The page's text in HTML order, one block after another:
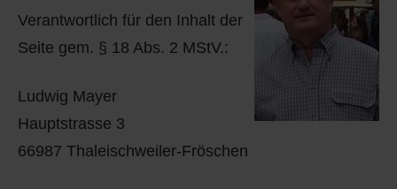
Verantwortlich für den Inhalt der
Seite gem. § 18 Abs. 2 MStV.:
Ludwig Mayer
Hauptstrasse 3
66987 Thaleischweiler-Fröschen
L
M
N
Gemarkungsgrenzen
Geschichte
Kirchen
Literatur